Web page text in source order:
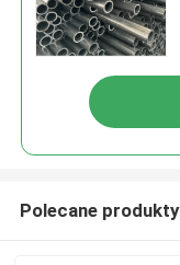
Polecane produkty